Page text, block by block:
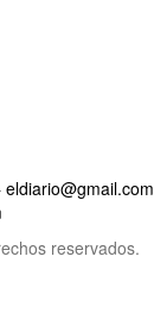
eldiario@gmail.com
reservados.